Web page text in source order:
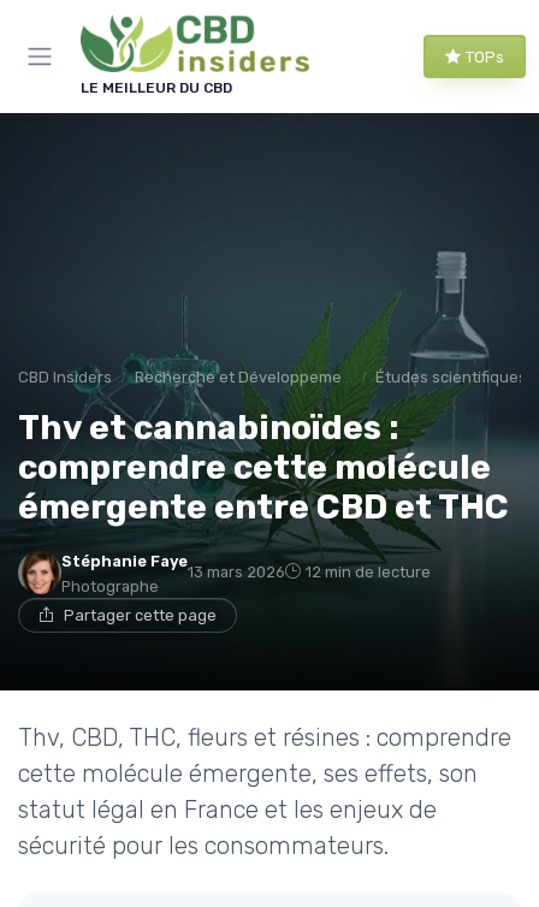
LE MEILLEUR DU CBD
TOPs
CBD Insiders Recherche et Développement en CBD Études scientifiques
Thv et cannabinoïdes :
comprendre cette molécule
émergente entre CBD et THC
Stéphanie Faye
Photographe
13 mars 2026 12 min de lecture
Partager cette page
Thv, CBD, THC, fleurs et résines : comprendre
cette molécule émergente, ses effets, son
statut légal en France et les enjeux de
sécurité pour les consommateurs.
Panneau de gestion des cookies